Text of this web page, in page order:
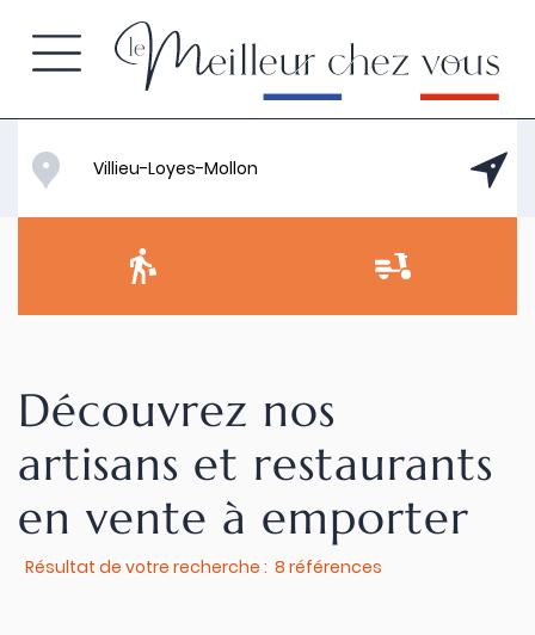
Découvrez nos
artisans et restaurants
en vente à emporter
Résultat de votre recherche : 8 références